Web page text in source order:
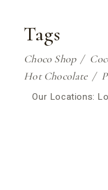
Tags
Choco Shop
Hot Chocolate
Our Locations: